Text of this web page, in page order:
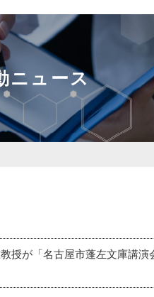
ニュース
授が「名古屋市蓬左文庫講演